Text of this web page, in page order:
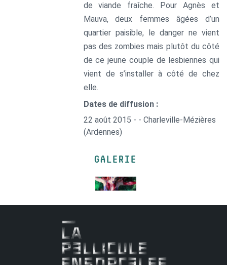
de viande fraîche. Pour Agnès et
Mauva, deux femmes âgées d’un
quartier paisible, le danger ne vient
pas des zombies mais plutôt du côté
de ce jeune couple de lesbiennes qui
vient de s’installer à côté de chez
elle.
Dates de diffusion :
22 août 2015 - - Charleville-Mézières
(Ardennes)
GALERIE